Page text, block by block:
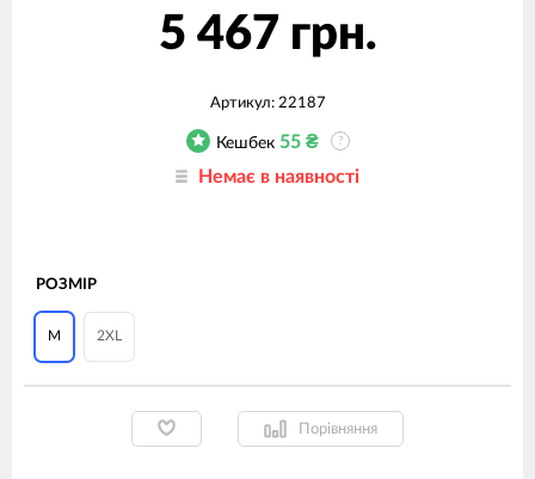
5 467 грн.
Артикул: 22187
Кешбек 55₴ ?
Немає в наявності
РОЗМІР
M 2XL
Порівняння